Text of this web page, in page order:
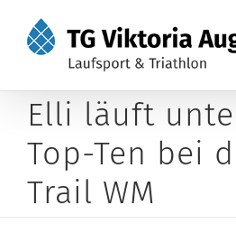
Inhalt
springen
Elli läuft
Top-Ten bei
Trail WM